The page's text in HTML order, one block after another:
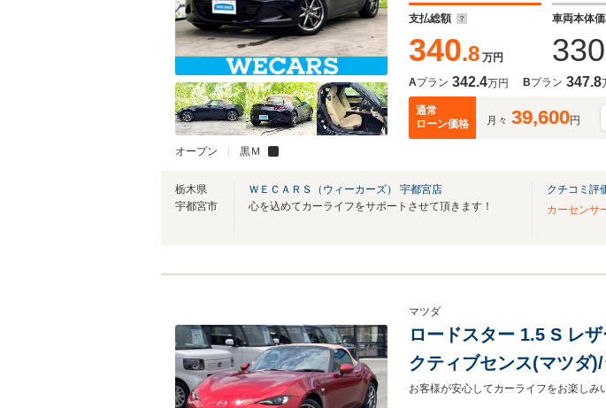
オープン 黒Ｍ
支払総額
340.8 万円
車両本体
330
Aプラン 342.4万円 Bプラン 347.8
通常
ローン価格
月々 39,600円
栃木県
宇都宮市
ＷＥＣＡＲＳ（ウィーカーズ） 宇都宮店
心を込めてカーライフをサポートさせて頂きます！
クチコミ評
カーセンサ
マツダ
ロードスター 1.5 S レ
クティブセンス(マツダ
ート フルレザー/ヘッ